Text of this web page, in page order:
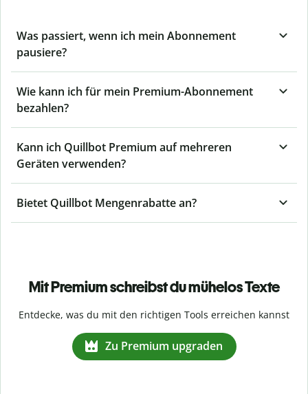
Was passiert, wenn ich mein Abonnement
pausiere?
Wie kann ich für mein Premium-Abonnement
bezahlen?
Kann ich Quillbot Premium auf mehreren
Geräten verwenden?
Bietet Quillbot Mengenrabatte an?
Mit Premium schreibst du mühelos Texte
Entdecke, was du mit den richtigen Tools erreichen kannst
Zu Premium upgraden